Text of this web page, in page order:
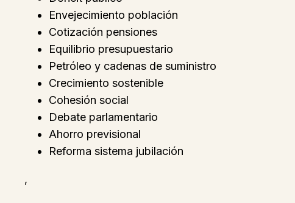
Envejecimiento población
Cotización pensiones
Equilibrio presupuestario
Petróleo y cadenas de suministro
Crecimiento sostenible
Cohesión social
Debate parlamentario
Ahorro previsional
Reforma sistema jubilación
,